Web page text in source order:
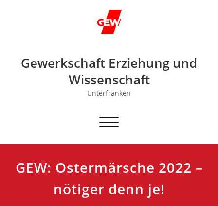
Gewerkschaft Erziehung und
Wissenschaft
Unterfranken
Schalte
GEW: Ostermärsche 2022 –
nötiger denn je!